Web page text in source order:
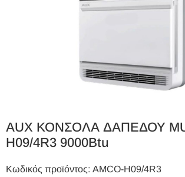
AUX ΚΟΝΣΟΛΑ ΔΑΠΕΔΟΥ
H09/4R3 9000Btu
Κωδικός προϊόντος: AMCO-H09/4R3